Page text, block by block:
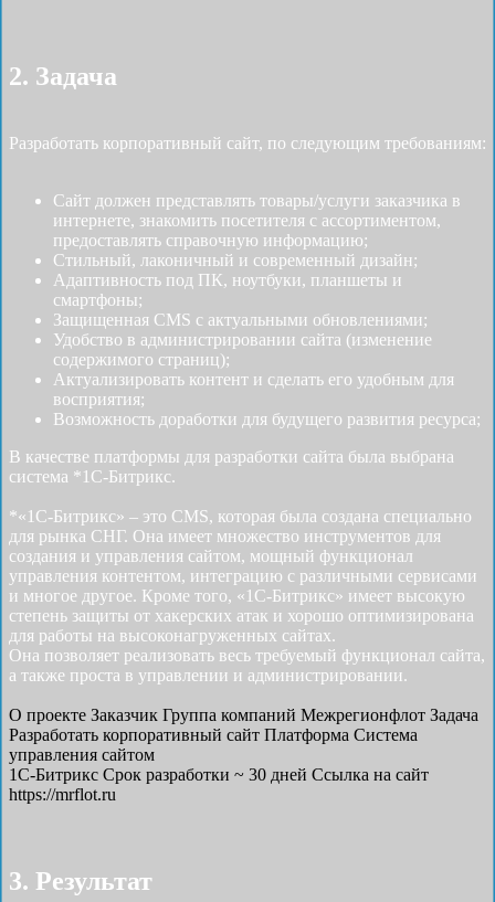
2. Задача
Разработать корпоративный сайт, по следующим требованиям:
Сайт должен представлять товары/услуги заказчика в
интернете, знакомить посетителя с ассортиментом,
предоставлять справочную информацию;
Стильный, лаконичный и современный дизайн;
Адаптивность под ПК, ноутбуки, планшеты и
смартфоны;
Защищенная CMS с актуальными обновлениями;
Удобство в администрировании сайта (изменение
содержимого страниц);
Актуализировать контент и сделать его удобным для
восприятия;
Возможность доработки для будущего развития ресурса;
В качестве платформы для разработки сайта была выбрана
система *1С-Битрикс.
*«1С-Битрикс» – это CMS, которая была создана специально
для рынка СНГ. Она имеет множество инструментов для
создания и управления сайтом, мощный функционал
управления контентом, интеграцию с различными сервисами
и многое другое. Кроме того, «1С-Битрикс» имеет высокую
степень защиты от хакерских атак и хорошо оптимизирована
для работы на высоконагруженных сайтах.
Она позволяет реализовать весь требуемый функционал сайта,
а также проста в управлении и администрировании.
О проекте Заказчик Группа компаний Межрегионфлот Задача
Разработать корпоративный сайт Платформа Система
управления сайтом
1С-Битрикс Срок разработки ~ 30 дней Ссылка на сайт
https://mrflot.ru
3. Результат